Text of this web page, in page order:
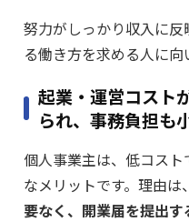
努力がしっかり収入に
る働き方を求める人に向
起業・運営コスト
られ、事務負担も
個人事業主は、低コス
なメリットです。理由は、
要なく、開業届を提出